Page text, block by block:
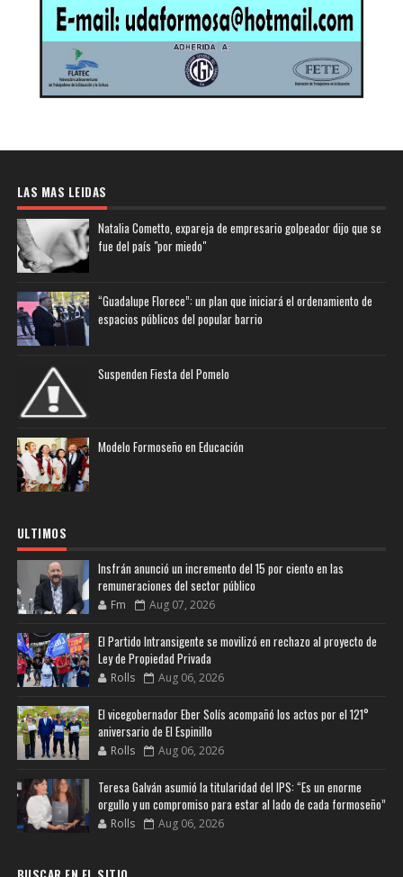
LAS MAS LEIDAS
Natalia Cometto, expareja de empresario golpeador dijo que se
fue del país "por miedo"
“Guadalupe Florece”: un plan que iniciará el ordenamiento de
espacios públicos del popular barrio
Suspenden Fiesta del Pomelo
Modelo Formoseño en Educación
ULTIMOS
Insfrán anunció un incremento del 15 por ciento en las
remuneraciones del sector público
Fm Aug 07, 2026
El Partido Intransigente se movilizó en rechazo al proyecto de
Ley de Propiedad Privada
Rolls Aug 06, 2026
El vicegobernador Eber Solís acompañó los actos por el 121°
aniversario de El Espinillo
Rolls Aug 06, 2026
Teresa Galván asumió la titularidad del IPS: “Es un enorme
orgullo y un compromiso para estar al lado de cada formoseño”
Rolls Aug 06, 2026